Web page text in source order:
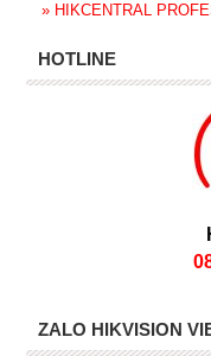
» HIKCENTRAL
HOTLINE
ZALO HIKVISION